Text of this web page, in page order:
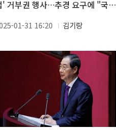
' 거부권 행사…추경 요구에 "국정
01-31 16:20 김기랑